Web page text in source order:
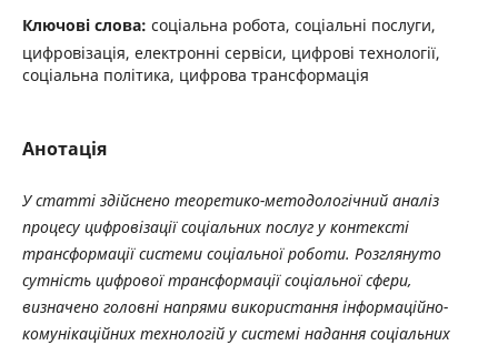
Ключові слова: соціальна робота, соціальні послуги,
цифровізація, електронні сервіси, цифрові технології,
соціальна політика, цифрова трансформація
Анотація
У статті здійснено теоретико-методологічний аналіз
процесу цифровізації соціальних послуг у контексті
трансформації системи соціальної роботи. Розглянуто
сутність цифрової трансформації соціальної сфери,
визначено головні напрями використання інформаційно-
комунікаційних технологій у системі надання соціальних